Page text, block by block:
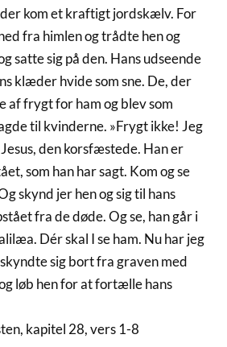
der kom et kraftigt jordskælv. For
fra himlen og trådte hen og
satte sig på den. Hans udseende
klæder hvide som sne. De, der
af frygt for ham og blev som
til kvinderne. »Frygt ikke! Jeg
den korsfæstede. Han er
som han har sagt. Kom og se
skynd jer hen og sig til hans
fra de døde. Og se, han går i
Dér skal I se ham. Nu har jeg
sig bort fra graven med
løb hen for at fortælle hans
kapitel 28, vers 1-8